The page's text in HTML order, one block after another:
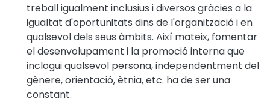
treball igualment inclusius i diversos gràcies a la
igualtat d'oportunitats dins de l'organització i en
qualsevol dels seus àmbits. Així mateix, fomentar
el desenvolupament i la promoció interna que
inclogui qualsevol persona, independentment del
gènere, orientació, ètnia, etc. ha de ser una
constant.